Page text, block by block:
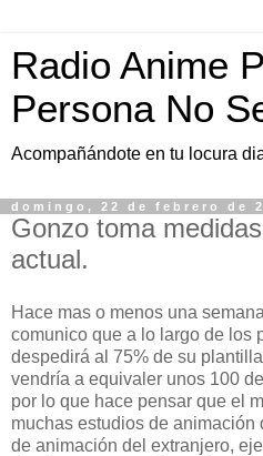
Radio Anime
Persona No
Acompañándote en tu locura
domingo, 22 de febrero de
Gonzo toma
actual.
Hace mas o menos una
comunico que a lo largo de los
despedirá al 75% de su
vendría a equivaler unos 100
por lo que hace pensar que el
muchas estudios de
de animación del extranjero,